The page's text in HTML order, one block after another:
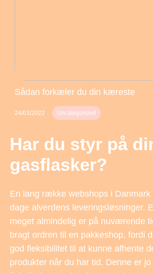
Sådan forkæler du din kæreste
24/03/2022 Uncategorized
Har du styr på
gasflasker?
En lang række webshops i Danmark
dage alverdens leveringsløsninger.
meget almindelig er på nuværende
bragt ordren til en pakkeshop, fordi
god fleksibilitet til at kunne afhente
produkter når du har tid. Denne er